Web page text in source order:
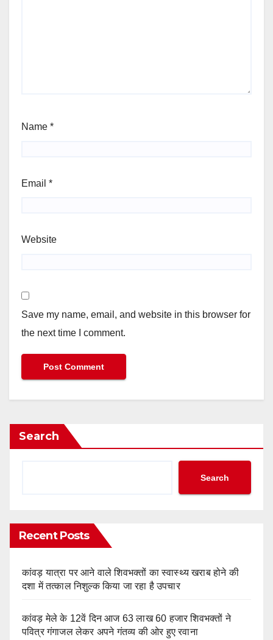
Name *
Email *
Website
Save my name, email, and website in this browser for
the next time I comment.
Search
Search
Recent Posts
कांवड़ यात्रा पर आने वाले शिवभक्तों का स्वास्थ्य खराब होने की
दशा में तत्काल निशुल्क किया जा रहा है उपचार
कांवड़ मेले के 12वें दिन आज 63 लाख 60 हजार शिवभक्तों ने
पवित्र गंगाजल लेकर अपने गंतव्य की ओर हुए रवाना